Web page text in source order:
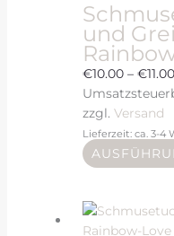
und
€10.00 – €11.00
zzgl. Versand
Lieferzeit: ca. 3-4